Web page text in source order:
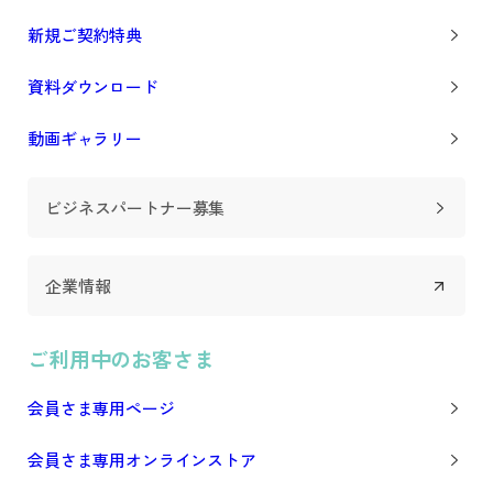
新規ご契約特典
資料ダウンロード
動画ギャラリー
ビジネスパートナー募集
企業情報
ご利用中のお客さま
会員さま専用ページ
会員さま専用オンラインストア